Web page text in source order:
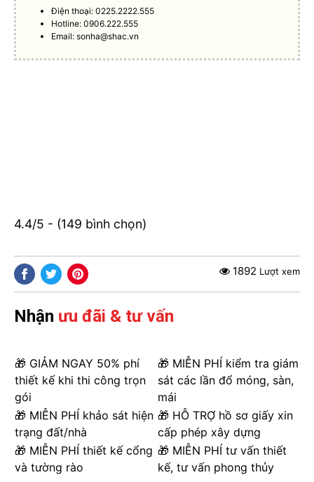
Điện thoại: 0225.2222.555
Hotline: 0906.222.555
Email:sonha@shac.vn
4.4/5 - (149 bình chọn)
1892 Lượt xem
Nhận ưu đãi & tư vấn
🎁 GIẢM NGAY 50% phí
thiết kế khi thi công trọn
gói
🎁 MIỄN PHÍ kiểm tra giám
sát các lần đổ móng, sàn,
mái
🎁 MIỄN PHÍ khảo sát hiện
trạng đất/nhà
🎁 HỖ TRỢ hồ sơ giấy xin
cấp phép xây dựng
🎁 MIỄN PHÍ thiết kế cổng
và tường rào
🎁 MIỄN PHÍ tư vấn thiết
kế, tư vấn phong thủy